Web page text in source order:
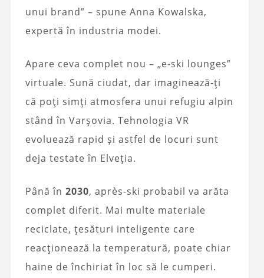
unui brand” – spune Anna Kowalska,
expertă în industria modei.
Apare ceva complet nou – „e-ski lounges”
virtuale. Sună ciudat, dar imaginează-ți
că poți simți atmosfera unui refugiu alpin
stând în Varșovia. Tehnologia VR
evoluează rapid și astfel de locuri sunt
deja testate în Elveția.
Până în 2030, après-ski probabil va arăta
complet diferit. Mai multe materiale
reciclate, țesături inteligente care
reacționează la temperatură, poate chiar
haine de închiriat în loc să le cumperi.